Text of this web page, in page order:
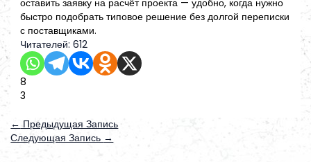
оставить заявку на расчёт проекта — удобно, когда нужно
быстро подобрать типовое решение без долгой переписки
с поставщиками.
Читателей: 612
8
3
← Предыдущая Запись
Следующая Запись →